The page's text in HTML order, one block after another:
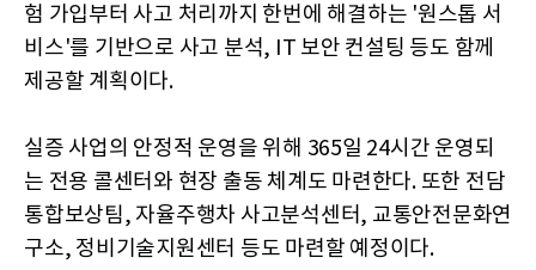
험 가입부터 사고 처리까지 한번에 해결하는 '원스톱 서
비스'를 기반으로 사고 분석, IT 보안 컨설팅 등도 함께
제공할 계획이다.
실증 사업의 안정적 운영을 위해 365일 24시간 운영되
는 전용 콜센터와 현장 출동 체계도 마련한다. 또한 전담
통합보상팀, 자율주행차 사고분석센터, 교통안전문화연
구소, 정비기술지원센터 등도 마련할 예정이다.